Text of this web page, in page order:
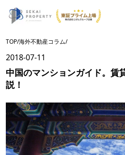
TOP/海外不動産コラム/
2018-07-11
中国のマンションガイド。賃
説！